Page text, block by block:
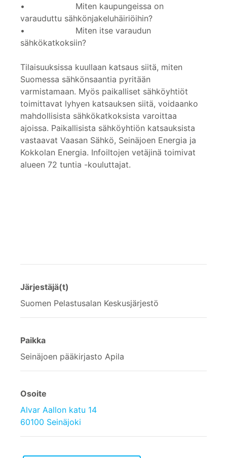
• Miten kaupungeissa on
varauduttu sähkönjakeluhäiriöihin?
• Miten itse varaudun
sähkökatkoksiin?
Tilaisuuksissa kuullaan katsaus siitä, miten
Suomessa sähkönsaantia pyritään
varmistamaan. Myös paikalliset sähköyhtiöt
toimittavat lyhyen katsauksen siitä, voidaanko
mahdollisista sähkökatkoksista varoittaa
ajoissa. Paikallisista sähköyhtiön katsauksista
vastaavat Vaasan Sähkö, Seinäjoen Energia ja
Kokkolan Energia. Infoiltojen vetäjinä toimivat
alueen 72 tuntia -kouluttajat.
Järjestäjä(t)
Suomen Pelastusalan Keskusjärjestö
Paikka
Seinäjoen pääkirjasto Apila
Osoite
Alvar Aallon katu 14
60100 Seinäjoki